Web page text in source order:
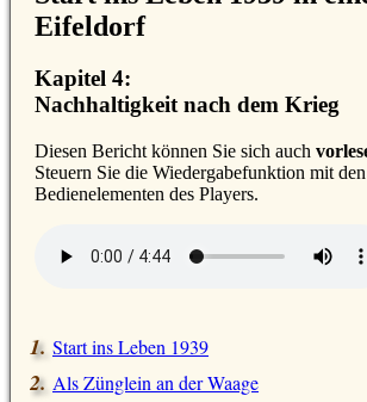
Eifeldorf
Kapitel 4:
Nachhaltigkeit nach dem Krieg
Diesen Bericht können Sie sich auch
Steuern Sie die Wiedergabefunktion mit den
Bedienelementen des Players.
Start ins Leben 1939
Als Zünglein an der Waage